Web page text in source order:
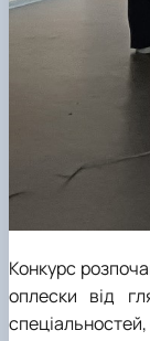
Конкурс
оплески від
спеціальностей,